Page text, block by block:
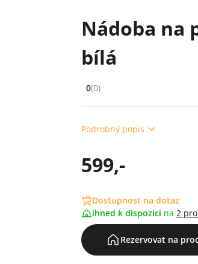
Nádoba na
bílá
Hodnocení: 0 z 5 (0 recenzí)
0(0)
Podrobný popis
599,-
Dostupnost na dotaz
ihned k dispozici na 2
Rezervovat na